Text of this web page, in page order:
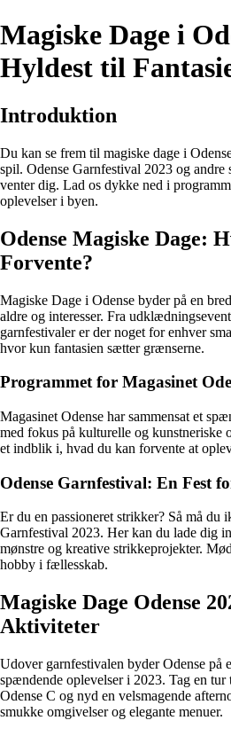
Magiske Dage i
Hyldest til
Introduktion
Du kan se frem til magiske dage i
spil. Odense Garnfestival 2023 og andre
venter dig. Lad os dykke ned i
oplevelser i byen.
Odense Magiske Dage:
Forvente?
Magiske Dage i Odense byder på en
aldre og interesser. Fra
garnfestivaler er der noget for enhver
hvor kun fantasien sætter grænserne.
Programmet for Magasinet
Magasinet Odense har sammensat et
med fokus på kulturelle og kunstneriske
et indblik i, hvad du kan forvente at
Odense Garnfestival: En Fest
Er du en passioneret strikker? Så må du
Garnfestival 2023. Her kan du lade dig
mønstre og kreative strikkeprojekter.
hobby i fællesskab.
Magiske Dage Odense
Aktiviteter
Udover garnfestivalen byder Odense på
spændende oplevelser i 2023. Tag en
Odense C og nyd en velsmagende
smukke omgivelser og elegante menuer.